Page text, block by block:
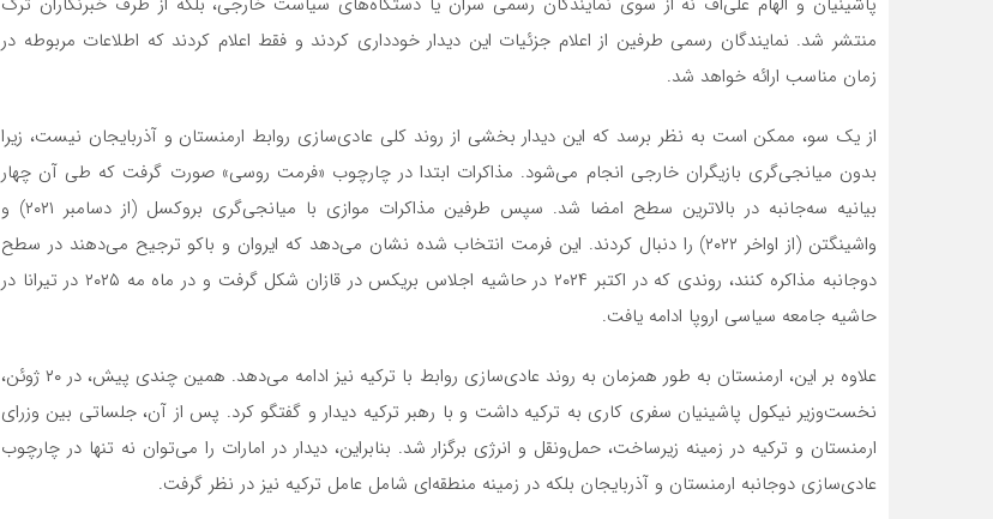
منتشر شد. نمایندگان رسمی طرفین از اعلام جزئیات این دیدار خودداری کردند و فقط اعلام کردند که اطلاعات مربوطه در
زمان مناسب ارائه خواهد شد.
از یک سو، ممکن است به نظر برسد که این دیدار بخشی از روند کلی عادی‌سازی روابط ارمنستان و آذربایجان نیست، زیرا
بدون میانجی‌گری بازیگران خارجی انجام می‌شود. مذاکرات ابتدا در چارچوب «فرمت روسی» صورت گرفت که طی آن چهار
بیانیه سه‌جانبه در بالاترین سطح امضا شد. سپس طرفین مذاکرات موازی با میانجی‌گری بروکسل (از دسامبر ۲۰۲۱) و
واشینگتن (از اواخر ۲۰۲۲) را دنبال کردند. این فرمت انتخاب شده نشان می‌دهد که ایروان و باکو ترجیح می‌دهند در سطح
دوجانبه مذاکره کنند، روندی که در اکتبر ۲۰۲۴ در حاشیه اجلاس بریکس در قازان شکل گرفت و در ماه مه ۲۰۲۵ در تیرانا در
حاشیه جامعه سیاسی اروپا ادامه یافت.
علاوه بر این، ارمنستان به طور همزمان به روند عادی‌سازی روابط با ترکیه نیز ادامه می‌دهد. همین چندی پیش، در ۲۰ ژوئن،
نخست‌وزیر نیکول پاشینیان سفری کاری به ترکیه داشت و با رهبر ترکیه دیدار و گفتگو کرد. پس از آن، جلساتی بین وزرای
ارمنستان و ترکیه در زمینه زیرساخت، حمل‌ونقل و انرژی برگزار شد. بنابراین، دیدار در امارات را می‌توان نه تنها در چارچوب
عادی‌سازی دوجانبه ارمنستان و آذربایجان بلکه در زمینه منطقه‌ای شامل عامل ترکیه نیز در نظر گرفت.